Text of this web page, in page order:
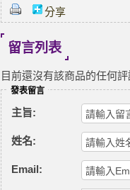
分享
留言列表
目前還沒有該商品的任何
發表留言
主旨:
姓名:
Email: